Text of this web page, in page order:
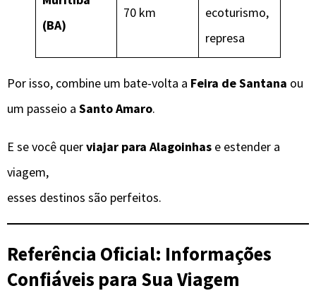
(BA)
70 km
ecoturismo,
represa
Por isso, combine um bate-volta a Feira de Santana ou
um passeio a Santo Amaro.
E se você querviajar para Alagoinhas e estender a
viagem,
esses destinos são perfeitos.
Referência Oficial: Informações
Confiáveis para Sua Viagem